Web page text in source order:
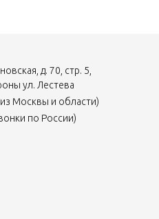
д. 70, стр. 5,
ул. Лестева
Москвы и области)
по России)